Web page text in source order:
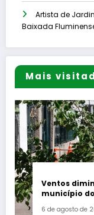
Artista de
Baixada
Mais
Ventos
município
6 de agosto de